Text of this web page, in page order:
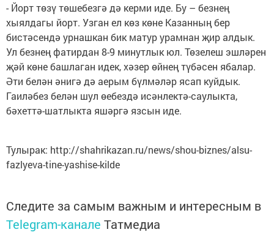
- Йорт төзү төшебезгә дә керми иде. Бу – безнең
хыялдагы йорт. Узган ел көз көне Казанның бер
бистәсендә урнашкан бик матур урамнан җир алдык.
Ул безнең фатирдан 8-9 минутлык юл. Төзелеш эшләрен
җәй көне башлаган идек, хәзер өйнең түбәсен ябалар.
Әти белән әнигә дә аерым бүлмәләр ясап куйдык.
Гаиләбез белән шул өебездә исәнлектә-саулыкта,
бәхеттә-шатлыкта яшәргә язсын иде.
Тулырак: http://shahrikazan.ru/news/shou-biznes/alsu-
fazlyeva-tine-yashise-kilde
Следите за самым важным и интересным в
Telegram-канале Татмедиа